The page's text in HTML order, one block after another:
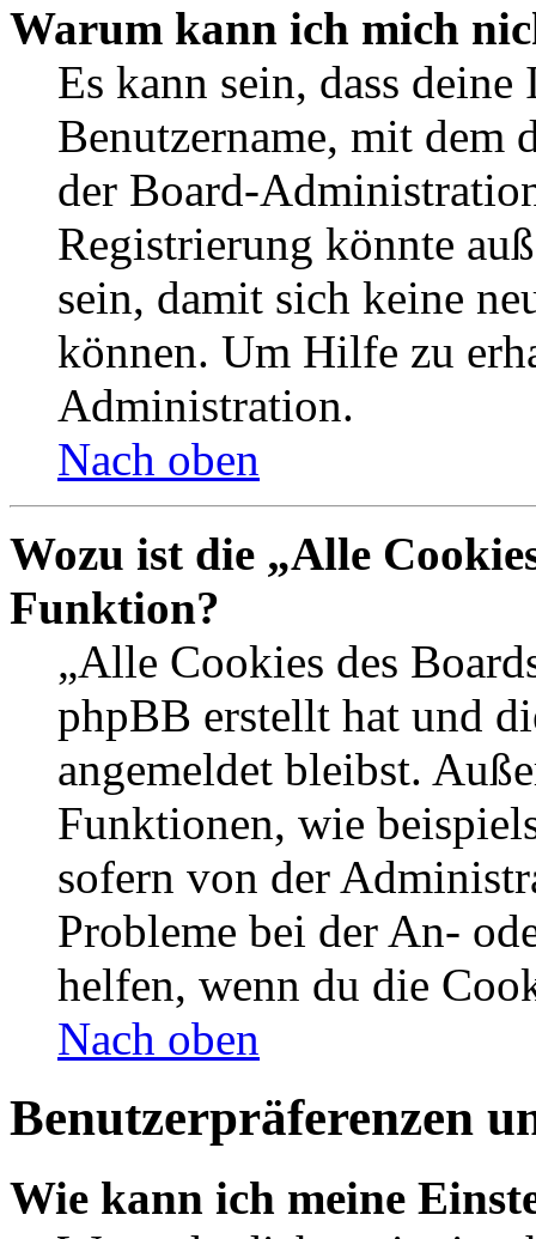
Warum kann ich mich
Es kann sein, dass
Benutzername, mit dem
der Board-
Registrierung könnte
sein, damit sich keine
können. Um Hilfe zu
Administration.
Nach oben
Wozu ist die „Alle
Funktion?
„Alle Cookies des
phpBB erstellt hat und
angemeldet bleibst.
Funktionen, wie
sofern von der
Probleme bei der An-
helfen, wenn du die
Nach oben
Benutzerpräferenzen
Wie kann ich meine